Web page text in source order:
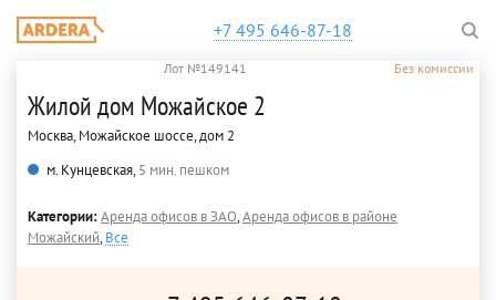
+7 495 646-87-18
Лот №149141 Без комиссии
Жилой дом Можайское 2
Москва, Можайское шоссе, дом 2
м. Кунцевская,5 мин. пешком
Категории:Аренда офисов в ЗАО,Аренда офисов в районе
Можайский,Все